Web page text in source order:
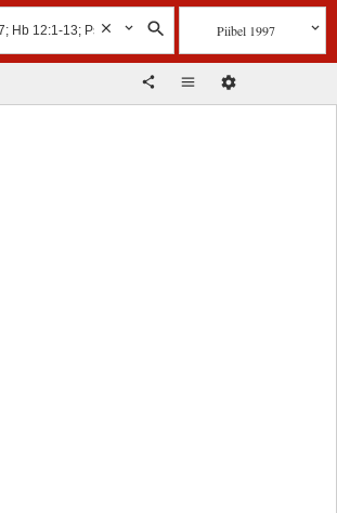
Piibel 1997